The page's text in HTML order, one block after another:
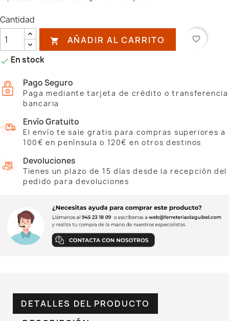
Cantidad
 AÑADIR AL CARRITO favorite_border
 En stock
Pago Seguro
Paga mediante tarjeta de crédito o transferencia
bancaria
Envío Gratuito
El envío te sale gratis para compras superiores a
100€ en península o 120€ en otros destinos
Devoluciones
Tienes un plazo de 15 días desde la recepción del
pedido para devoluciones
DETALLES DEL PRODUCTO